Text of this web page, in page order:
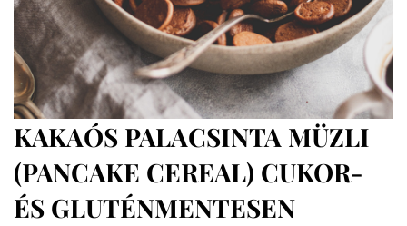
KAKAÓS PALACSINTA MÜZLI
(PANCAKE CEREAL) CUKOR-
ÉS GLUTÉNMENTESEN